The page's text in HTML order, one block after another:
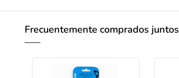
Frecuentemente comprados juntos